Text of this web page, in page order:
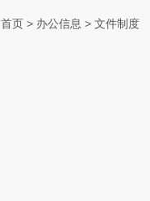
首页> 办公信息 > 文件制度